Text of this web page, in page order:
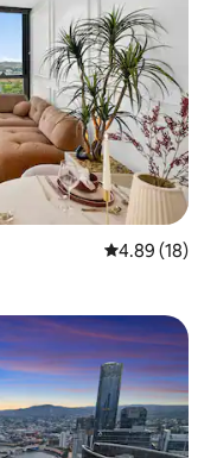
Calificación
4.89 (18)